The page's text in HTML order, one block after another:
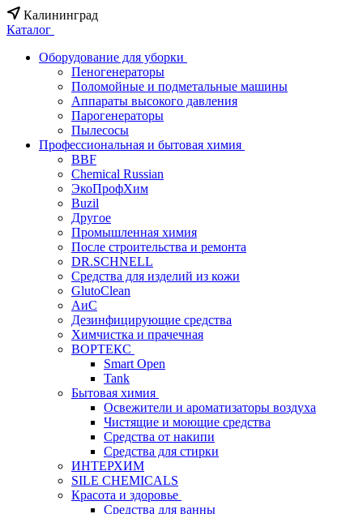
Калининград
Каталог
Оборудование для уборки
Пеногенераторы
Поломойные и подметальные машины
Аппараты высокого давления
Парогенераторы
Пылесосы
Профессиональная и бытовая химия
BBF
Chemical Russian
ЭкоПрофХим
Buzil
Другое
Промышленная химия
После строительства и ремонта
DR.SCHNELL
Средства для изделий из кожи
GlutoClean
АиС
Дезинфицирующие средства
Химчистка и прачечная
ВОРТЕКС
Smart Open
Tank
Бытовая химия
Освежители и ароматизаторы воздуха
Чистящие и моющие средства
Средства от накипи
Средства для стирки
ИНТЕРХИМ
SILE CHEMICALS
Красота и здоровье
Средства для ванны